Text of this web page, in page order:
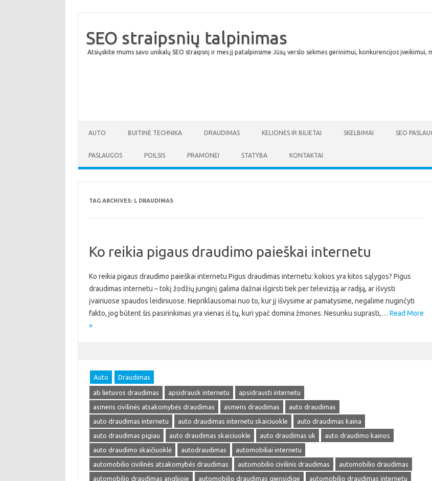
SEO straipsnių talpinimas
Atsiųskite mums savo unikalų SEO straipsnį ir mes jį patalpinsime Jūsų verslo sėkmės gerinimui, konkurencijos
AUTO BUITINĖ TECHNIKA DRAUDIMAS KELIONĖS IR BILIETAI SKELBIMAI SEO
PASLAUGOS POILSIS PRAMONEI STATYBA KONTAKTAI
TAG ARCHIVES: L DRAUDIMAS
Ko reikia pigaus draudimo paieškai internetu
Ko reikia pigaus draudimo paieškai internetu Pigus draudimas internetu: kokios yra kitos sąlygos? Pigus
draudimas internetu – tokį žodžių junginį galima dažnai išgirsti tiek per televiziją ar radiją, ar išvysti
įvairiuose spaudos leidiniuose. Nepriklausomai nuo to, kur jį išvysime ar pamatysime, negalime nuginčyti
fakto, jog būtent šis pasirinkimas yra vienas iš tų, kuri ypač domina žmones. Nesunku suprasti,… Read More
»
Auto Draudimas
ab lietuvos draudimas apsidrausk internetu
apsidrausti internetu
asmens civilinės atsakomybės draudimas
asmens draudimas
auto draudimas
auto draudimas internetu
auto draudimas internetu skaiciuokle
auto draudimas kaina
auto draudimas pigiau
auto draudimas skaiciuokle auto draudimas uk
auto draudimo kainos
auto draudimo skaičiuoklė
autodraudimas
automobiliai internetu
automobilio civilinės atsakomybės draudimas
automobilio civilinis draudimas
automobilio draudimas
automobilio draudimas anglijoje
automobilio draudimas gjensidige
automobilio draudimas internetu